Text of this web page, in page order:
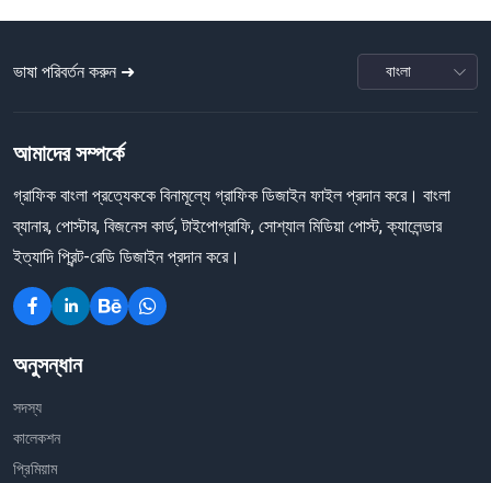
ভাষা পরিবর্তন করুন ➜
আমাদের সম্পর্কে
গ্রাফিক বাংলা প্রত্যেককে বিনামূল্যে গ্রাফিক ডিজাইন ফাইল প্রদান করে। বাংলা
ব্যানার, পোস্টার, বিজনেস কার্ড, টাইপোগ্রাফি, সোশ্যাল মিডিয়া পোস্ট, ক্যালেন্ডার
ইত্যাদি প্রিন্ট-রেডি ডিজাইন প্রদান করে।
অনুসন্ধান
সদস্য
কালেকশন
প্রিমিয়াম